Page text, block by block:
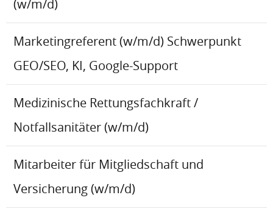
(w/m/d)
Marketingreferent (w/m/d) Schwerpunkt
GEO/SEO, KI, Google-Support
Medizinische Rettungsfachkraft /
Notfallsanitäter (w/m/d)
Mitarbeiter für Mitgliedschaft und
Versicherung (w/m/d)